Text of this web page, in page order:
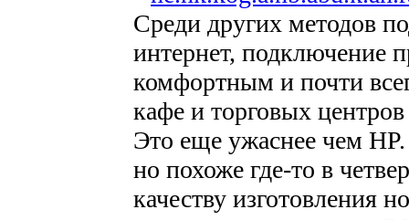
Среди других методов
интернет, подключение
комфортным и почти
кафе и торговых
Это еще ужаснее чем
но похоже где-то в
качеству изготовления